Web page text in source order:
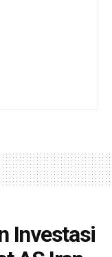
Investasi